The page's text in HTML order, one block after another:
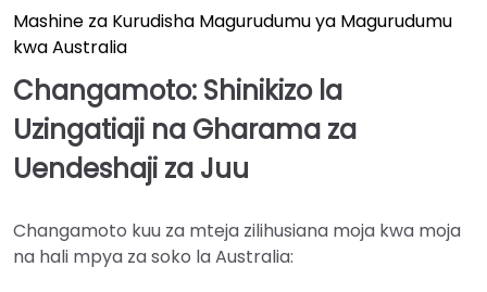
Mashine za Kurudisha Magurudumu ya Magurudumu
kwa Australia
Changamoto: Shinikizo la
Uzingatiaji na Gharama za
Uendeshaji za Juu
Changamoto kuu za mteja zilihusiana moja kwa moja
na hali mpya za soko la Australia: